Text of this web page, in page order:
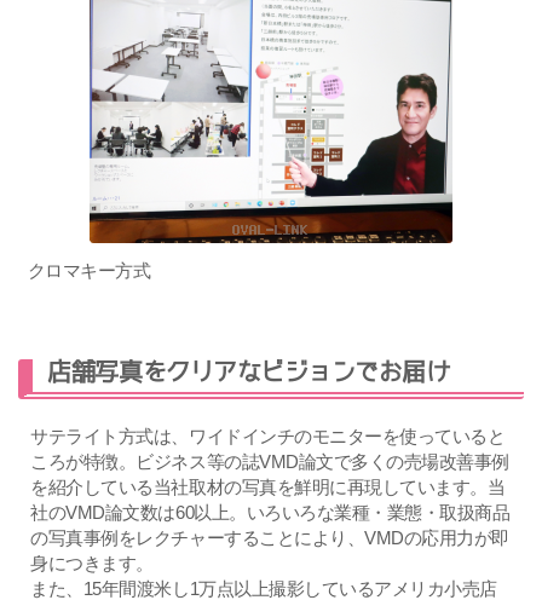
クロマキー方式
店舗写真をクリアなビジョンでお届け
サテライト方式は、ワイドインチのモニターを使っていると
ころが特徴。ビジネス等の誌VMD論文で多くの売場改善事例
を紹介している当社取材の写真を鮮明に再現しています。当
社のVMD論文数は60以上。いろいろな業種・業態・取扱商品
の写真事例をレクチャーすることにより、VMDの応用力が即
身につきます。
また、15年間渡米し1万点以上撮影しているアメリカ小売店